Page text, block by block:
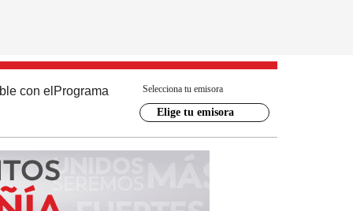
con el Programa Selecciona tu emisora
Elige tu emisora